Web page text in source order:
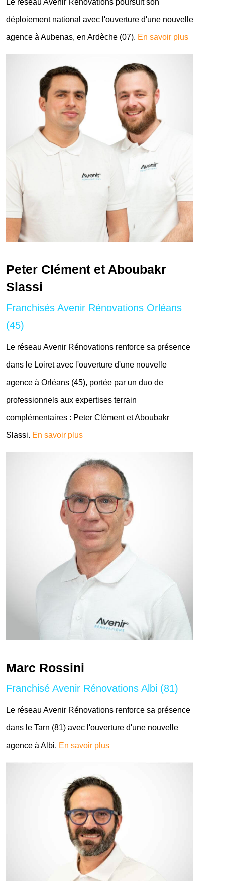
Le réseau Avenir Rénovations poursuit son
déploiement national avec l'ouverture d'une nouvelle
agence à Aubenas, en Ardèche (07). En savoir plus
Peter Clément et Aboubakr
Slassi
Franchisés Avenir Rénovations Orléans
(45)
Le réseau Avenir Rénovations renforce sa présence
dans le Loiret avec l'ouverture d'une nouvelle
agence à Orléans (45), portée par un duo de
professionnels aux expertises terrain
complémentaires : Peter Clément et Aboubakr
Slassi. En savoir plus
Marc Rossini
Franchisé Avenir Rénovations Albi (81)
Le réseau Avenir Rénovations renforce sa présence
dans le Tarn (81) avec l'ouverture d'une nouvelle
agence à Albi. En savoir plus